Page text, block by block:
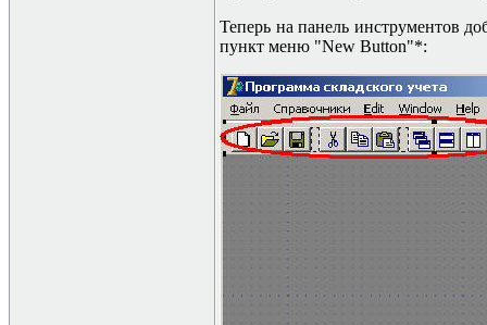
Теперь на панель инструментов
пункт меню "New Button"*: